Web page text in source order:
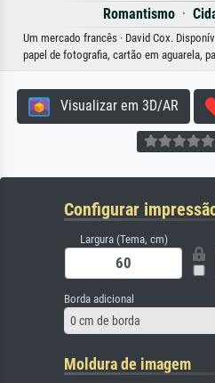
Romantismo ·
Um mercado francês · David Cox.
papel de fotografia, cartão em aguarela,
Visualizar em 3D/AR
Configurar
Largura (Tema, cm)
Borda adicional
0 cm de borda
Moldura de imagem